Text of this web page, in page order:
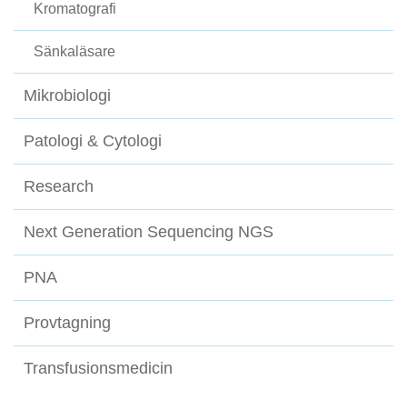
Kromatografi
Sänkaläsare
Mikrobiologi
Patologi & Cytologi
Research
Next Generation Sequencing NGS
PNA
Provtagning
Transfusionsmedicin